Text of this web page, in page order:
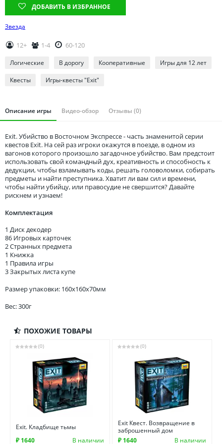
Томская область
Тюменская область
Удмуртия
Ульяновская область
ДОБАВИТЬ В ИЗБРАННОЕ
Звезда
12+ 1-4 60-120
Логические В дорогу Кооперативные Игры для 12 лет
Квесты Игры-квесты "Exit"
Описание игры Видео-обзор Отзывы (0)
Exit. Убийство в Восточном Экспрессе - часть знаменитой серии
квестов Exit. На сей раз игроки окажутся в поезде, в одном из
вагонов которого произошло загадочное убийство. Вам предстоит
использовать свой командный дух, креативность и способность к
дедукции, чтобы взламывать коды, решать головоломки, собирать
предметы и найти преступника. Хватит ли вам сил и времени,
чтобы найти убийцу, или правосудие не свершится? Давайте
рискнем и узнаем!
Комплектация
1 Диск декодер
86 Игровых карточек
2 Странных предмета
1 Книжка
1 Правила игры
3 Закрытых листа купе
Размер упаковки: 160x160x70мм
Вес: 300г
ПОХОЖИЕ ТОВАРЫ
(0)
Exit. Кладбище тьмы
₽ 1640
В наличии
(0)
Exit Квест. Возвращение в
заброшенный дом
₽ 1640
В наличии